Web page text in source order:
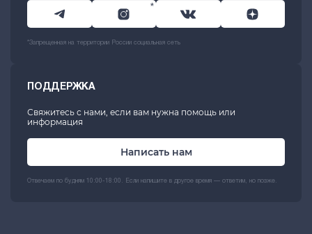
*
*Запрещенная на территории России социальная сеть
ПОДДЕРЖКА
Свяжитесь с нами, если вам нужна помощь или
информация
Написать нам
Отвечаем по будням 10:00-18:00. Если напишите в другое время — ответим, но позже.